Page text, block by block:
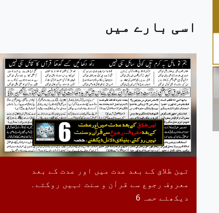
اسی بارے میں
تین طلاق کے بعد عدت میں اور عدت کے بعد
معروف رجوع سے قرآن و سنت نہیں روکتے۔
دیکھئے حصہ 6